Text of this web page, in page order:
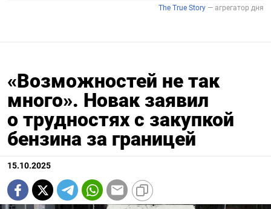
«Возможностей не так
много». Новак заявил
о трудностях с закупкой
бензина за границей
15.10.2025